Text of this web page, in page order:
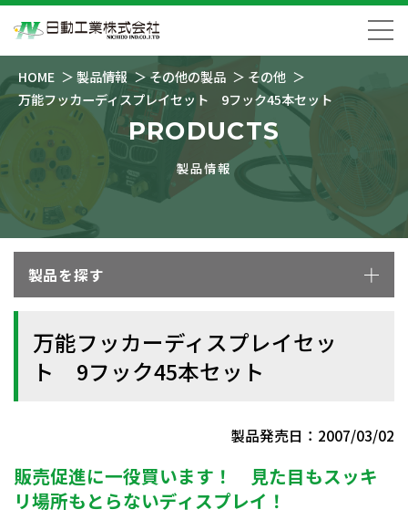
HOME 製品情報 その他の製品
その他
万能フッカーディスプレイセット 9フック45本セット
PRODUCTS
製品情報
製品を探す
万能フッカーディスプレイセッ
ト 9フック45本セット
製品発売日：2007/03/02
販売促進に一役買います！ 見た目もスッキ
リ場所もとらないディスプレイ！